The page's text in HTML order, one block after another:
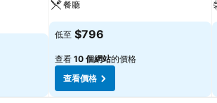
餐廳
低至 $796
查看 10 個網站的價格
查看價格